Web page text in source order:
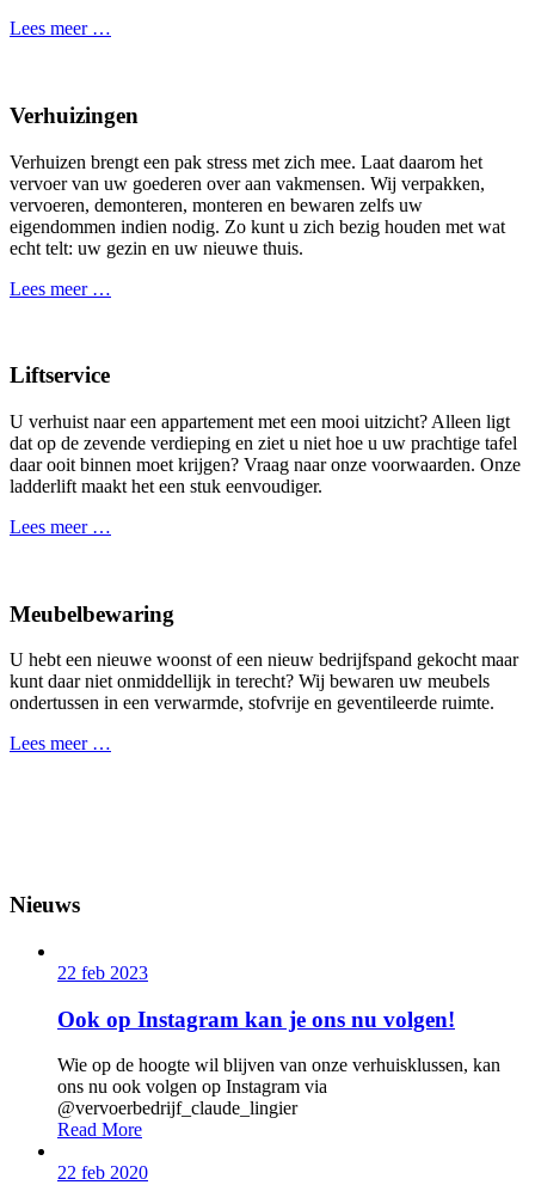
Lees meer …
Verhuizingen
Verhuizen brengt een pak stress met zich mee. Laat daarom het
vervoer van uw goederen over aan vakmensen. Wij verpakken,
vervoeren, demonteren, monteren en bewaren zelfs uw
eigendommen indien nodig. Zo kunt u zich bezig houden met wat
echt telt: uw gezin en uw nieuwe thuis.
Lees meer …
Liftservice
U verhuist naar een appartement met een mooi uitzicht? Alleen ligt
dat op de zevende verdieping en ziet u niet hoe u uw prachtige tafel
daar ooit binnen moet krijgen? Vraag naar onze voorwaarden. Onze
ladderlift maakt het een stuk eenvoudiger.
Lees meer …
Meubelbewaring
U hebt een nieuwe woonst of een nieuw bedrijfspand gekocht maar
kunt daar niet onmiddellijk in terecht? Wij bewaren uw meubels
ondertussen in een verwarmde, stofvrije en geventileerde ruimte.
Lees meer …
Nieuws
22 feb 2023
Ook op Instagram kan je ons nu volgen!
Wie op de hoogte wil blijven van onze verhuisklussen, kan
ons nu ook volgen op Instagram via
@vervoerbedrijf_claude_lingier
Read More
22 feb 2020